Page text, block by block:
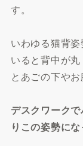
す。
いわゆる猫背
いると背中が
とあごの下や
デスクワーク
りこの姿勢に